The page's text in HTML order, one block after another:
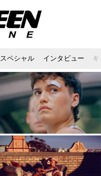
スペシャル インタビュー